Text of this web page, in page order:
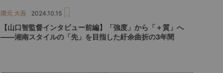
隈元 大吾 2024.10.15
【山口智監督インタビュー前編】「強度」から「＋質」へ
――湘南スタイルの「先」を目指した紆余曲折の3年間